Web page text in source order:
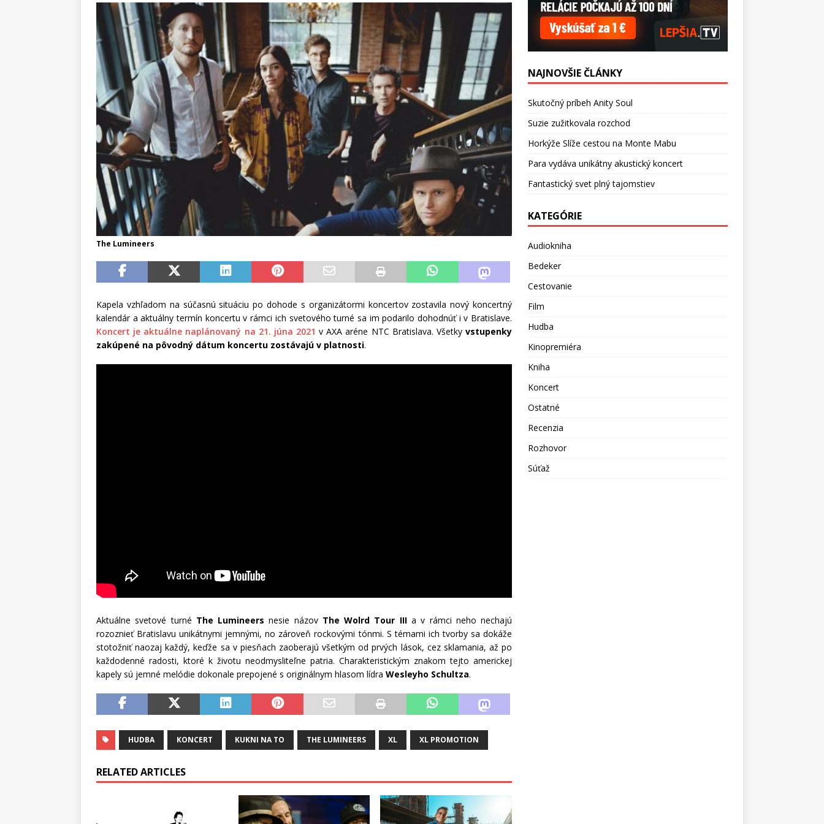
The Lumineers
Kapela vzhľadom na súčasnú situáciu po dohode s organizátormi koncertov zostavila nový koncertný
kalendár a aktuálny termín koncertu v rámci ich svetového turné sa im podarilo dohodnúť i v Bratislave.
Koncert je aktuálne naplánovaný na 21. júna 2021 v AXA aréne NTC Bratislava. Všetkyvstupenky
zakúpené na pôvodný dátum koncertu zostávajú v platnosti.
Aktuálne svetové turné The Lumineers nesie názov The Wolrd Tour IIIa v rámci neho nechajú
rozoznieť Bratislavu unikátnymi jemnými, no zároveň rockovými tónmi. S témami ich tvorby sa dokáže
stotožniť naozaj každý, keďže sa v piesňach zaoberajú všetkým od prvých lások, cez sklamania, až po
každodenné radosti, ktoré k životu neodmysliteľne patria. Charakteristickým znakom tejto americkej
kapely sú jemné melódie dokonale prepojené s originálnym hlasom lídra Wesleyho Schultza.
HUDBA KONCERT KUKNI NA TO THE LUMINEERS XL XL PROMOTION
RELATED ARTICLES
NAJNOVŠIE ČLÁNKY
Skutočný príbeh Anity Soul
Suzie zužitkovala rozchod
Horkýže Slíže cestou na Monte Mabu
Para vydáva unikátny akustický koncert
Fantastický svet plný tajomstiev
KATEGÓRIE
Audiokniha
Bedeker
Cestovanie
Film
Hudba
Kinopremiéra
Kniha
Koncert
Ostatné
Recenzia
Rozhovor
Súťaž